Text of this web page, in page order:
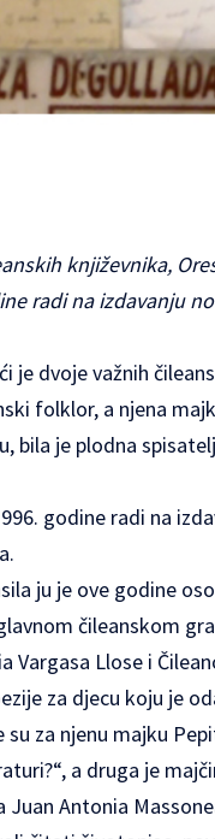
književnika,
radi na izdavanju
je dvoje važnih
folklor, a njena
bila je plodna
godine radi na
ju je ove godine
čileanskom
Vargasa Llose i
za djecu koju je
za njenu majku
a druga je
Antonia